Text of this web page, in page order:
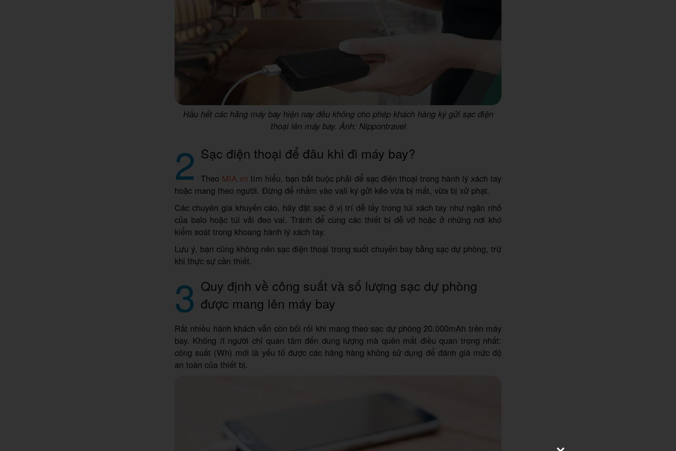
Hầu hết các hãng máy bay hiện nay đều không cho phép khách hàng ký gửi sạc điện
thoại lên máy bay. Ảnh: Nippontravel
2 Sạc điện thoại để đâu khi đi máy bay?
Theo MIA.vn tìm hiểu, bạn bắt buộc phải để sạc điện thoại trong hành lý xách tay
hoặc mang theo người. Đừng để nhầm vào vali ký gửi kẻo vừa bị mất, vừa bị xử phạt.
Các chuyên gia khuyến cáo, hãy đặt sạc ở vị trí dễ lấy trong túi xách tay như ngăn nhỏ
của balo hoặc túi vải đeo vai. Tránh để cùng các thiết bị dễ vỡ hoặc ở những nơi khó
kiểm soát trong khoang hành lý xách tay.
Lưu ý, bạn cũng không nên sạc điện thoại trong suốt chuyến bay bằng sạc dự phòng, trừ
khi thực sự cần thiết.
3 Quy định về công suất và số lượng sạc dự phòng
được mang lên máy bay
Rất nhiều hành khách vẫn còn bối rối khi mang theo sạc dự phòng 20.000mAh trên máy
bay. Không ít người chỉ quan tâm đến dung lượng mà quên mất điều quan trọng nhất:
công suất (Wh) mới là yếu tố được các hãng hàng không sử dụng để đánh giá mức độ
an toàn của thiết bị.